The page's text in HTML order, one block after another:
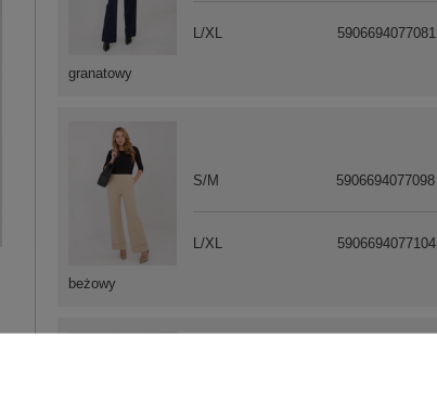
granatowy
L/XL 5906694077081
beżowy
S/M 5906694077098
L/XL 5906694077104